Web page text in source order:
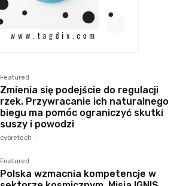
Featured
Zmienia się podejście do regulacji
rzek. Przywracanie ich naturalnego
biegu ma pomóc ograniczyć skutki
suszy i powodzi
cybretech -
Featured
Polska wzmacnia kompetencje w